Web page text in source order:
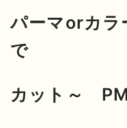
パーマorカ
で
カット～